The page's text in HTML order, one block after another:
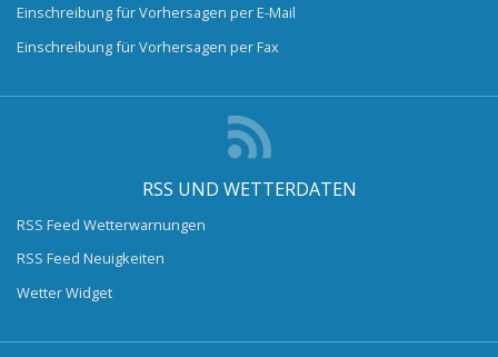
Einschreibung für Vorhersagen per E-Mail
Einschreibung für Vorhersagen per Fax
RSS UND WETTERDATEN
RSS Feed Wetterwarnungen
RSS Feed Neuigkeiten
Wetter Widget